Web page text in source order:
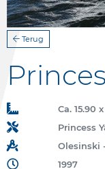
Terug
Ca. 15.90
Princess
Olesinski
1997